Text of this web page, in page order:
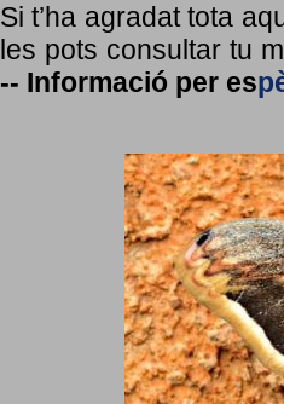
Si t’ha agradat tota
les pots consultar tu
-- Informació per es